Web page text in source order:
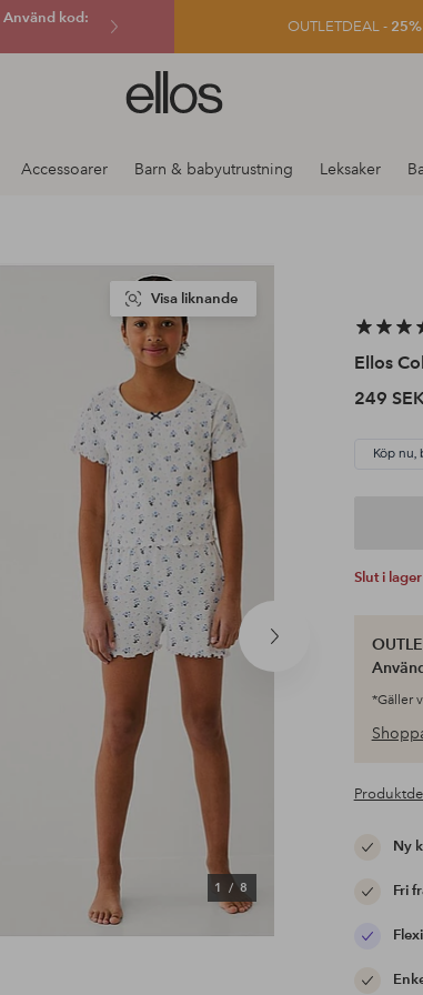
Använd kod:
OUTLETDEAL -
Ellos
logotyp
gå
Accessoarer Barn & babyutrustning Leksaker
Nästa
1/ 8
Visa liknande
Ellos
249
Köp nu,
Slut i lager
*Gäller
Ny
Fri